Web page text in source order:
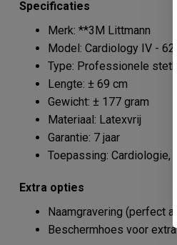
Specificaties
Merk: **3M Littmann
Model: Cardiology IV -
Type: Professionele
Lengte: ± 69 cm
Gewicht: ± 177 gram
Materiaal: Latexvrij
Garantie: 7 jaar
Toepassing: Cardiologie,
Extra opties
Naamgravering (perfect
Beschermhoes voor